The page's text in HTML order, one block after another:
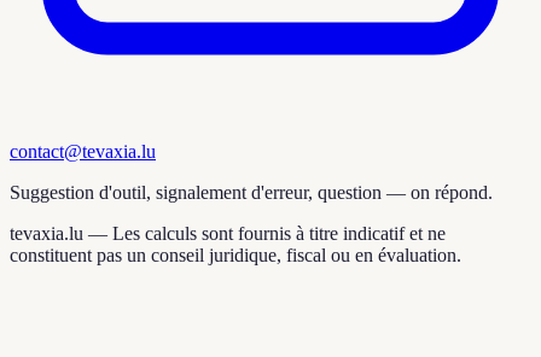
contact@tevaxia.lu
Suggestion d'outil, signalement d'erreur, question — on répond.
tevaxia.lu — Les calculs sont fournis à titre indicatif et ne
constituent pas un conseil juridique, fiscal ou en évaluation.